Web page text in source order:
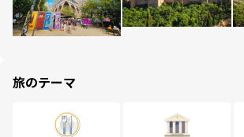
旅のテーマ